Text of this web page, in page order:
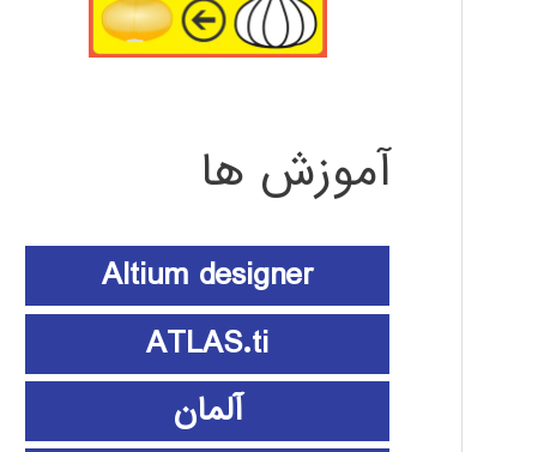
آموزش ها
Altium designer
ATLAS.ti
آلمان